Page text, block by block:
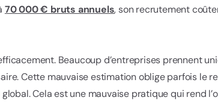
70 000 € bruts annuels, son recrutement
Beaucoup d’entreprises prennent
Cette mauvaise estimation oblige parfois le
Cela est une mauvaise pratique qui rend